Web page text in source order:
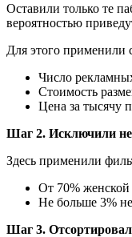
Оставили только те
вероятностью
Для этого
Число
Стоимость
Цена за тысячу
Шаг 2. Исключили
Здесь применили
От 70% женской
Не больше 3%
Шаг 3.